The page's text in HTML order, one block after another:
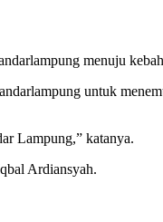
menuju
untuk
Lampung,” katanya.
Ardiansyah.